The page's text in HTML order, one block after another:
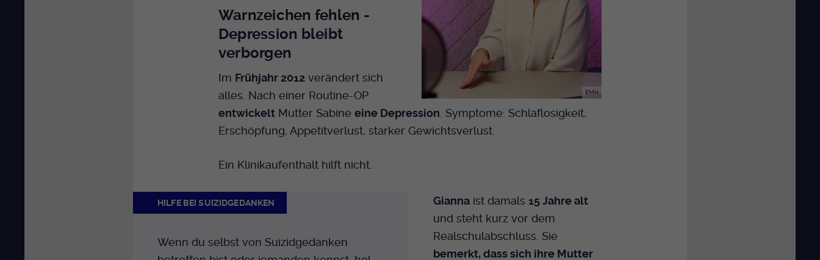
EMH
Warnzeichen fehlen -
Depression bleibt
verborgen
Im Frühjahr 2012verändert sich
alles. Nach einer Routine-OP
entwickeltMutter Sabine eine Depression . Symptome: Schlaflosigkeit,
Erschöpfung, Appetitverlust, starker Gewichtsverlust.
Ein Klinikaufenthalt hilft nicht.
HILFE BEI SUIZIDGEDANKEN
Wenn du selbst von Suizidgedanken
Gianna ist damals 15 Jahre alt
und steht kurz vor dem
Realschulabschluss. Sie
bemerkt, dass sich ihre Mutter